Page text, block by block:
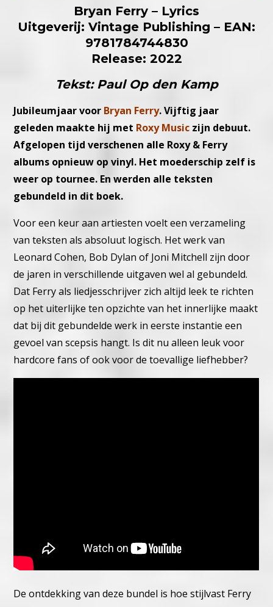
Bryan Ferry – Lyrics
Uitgeverij: Vintage Publishing – EAN:
9781784744830
Release: 2022
Tekst: Paul Op den Kamp
Jubileumjaar voor Bryan Ferry. Vijftig jaar
geleden maakte hij met Roxy Music zijn debuut.
Afgelopen tijd verschenen alle Roxy & Ferry
albums opnieuw op vinyl. Het moederschip zelf is
weer op tournee. En werden alle teksten
gebundeld in dit boek.
Voor een keur aan artiesten voelt een verzameling
van teksten als absoluut logisch. Het werk van
Leonard Cohen, Bob Dylan of Joni Mitchell zijn door
de jaren in verschillende uitgaven wel al gebundeld.
Dat Ferry als liedjesschrijver zich altijd leek te richten
op het uiterlijke ten opzichte van het innerlijke maakt
dat bij dit gebundelde werk in eerste instantie een
gevoel van scepsis hangt. Is dit nu alleen leuk voor
hardcore fans of ook voor de toevallige liefhebber?
De ontdekking van deze bundel is hoe stijlvast Ferry